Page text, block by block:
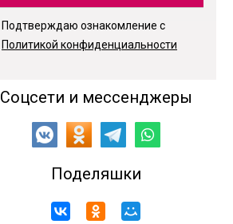
Подтверждаю ознакомление с
Политикой конфиденциальности
Соцсети и мессенджеры
Поделяшки